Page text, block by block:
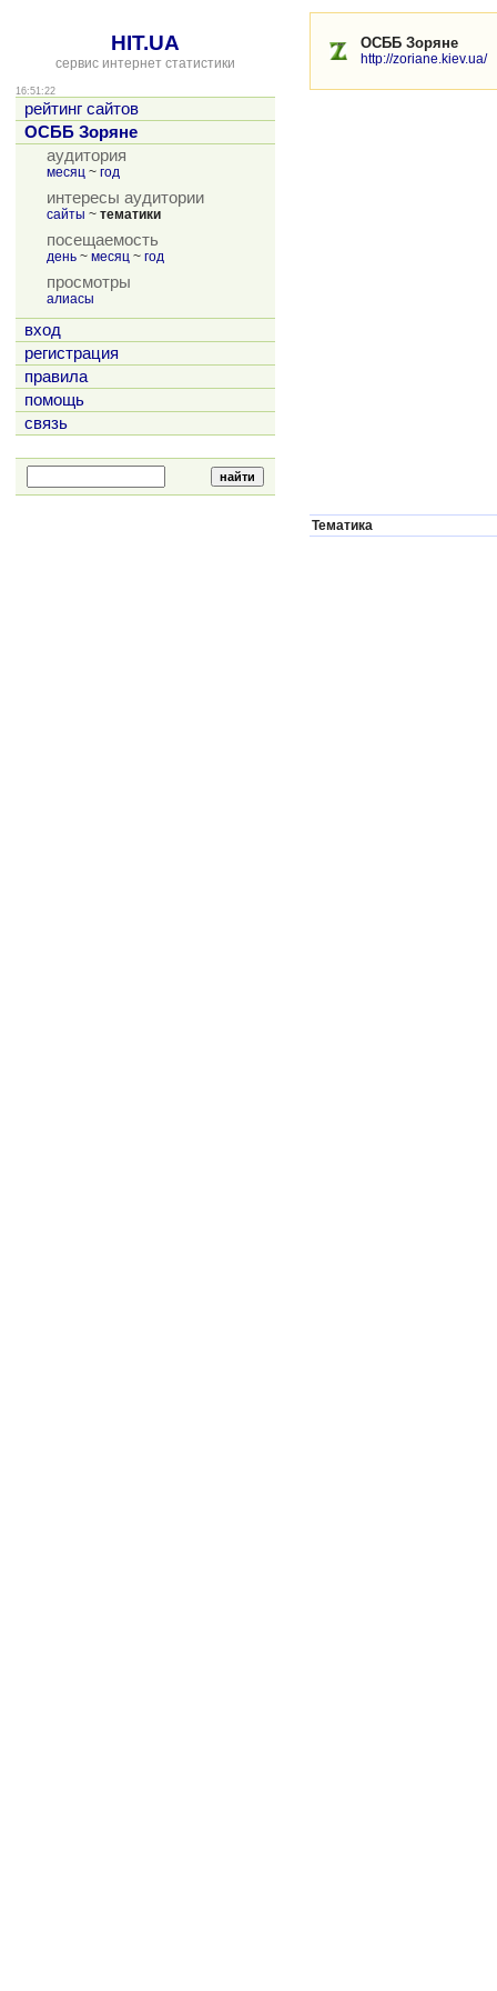
HIT.UA
сервис интернет статистики
16:51:22
рейтинг сайтов
ОСББ Зоряне
аудитория
месяц ~ год
интересы аудитории
сайты ~ тематики
посещаемость
день ~ месяц ~ год
просмотры
алиасы
вход
регистрация
правила
помощь
связь
ОСББ Зоряне
http://zoriane.kiev.ua/
Тематика